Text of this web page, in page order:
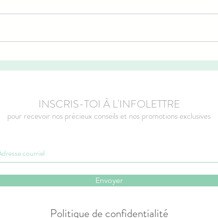
Fini les chevilles gonflées : mes
secrets anti-jambes lourdes
JE
avec
pour recevoir nos précieux conseils et nos promotions exclusives
INSCRIS-TOI À L'INFOLETTRE
Envoyer
Politique de confidentialité